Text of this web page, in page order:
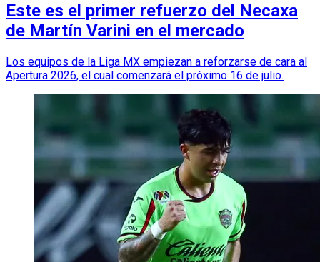
Este es el primer refuerzo del Necaxa
de Martín Varini en el mercado
Los equipos de la Liga MX empiezan a reforzarse de cara al
Apertura 2026, el cual comenzará el próximo 16 de julio.